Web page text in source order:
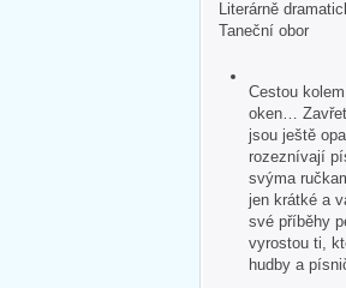
Literárně
Taneční obor
Cestou
oken…
jsou ještě
rozeznívají
svýma
jen krátké a
své příběhy
vyrostou ti,
hudby a